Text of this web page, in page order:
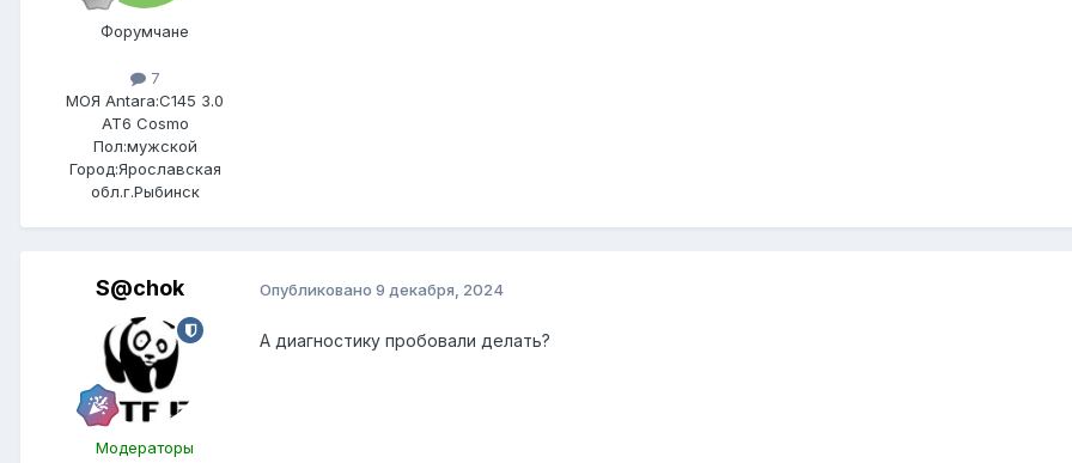
Форумчане
7
МОЯ Antara:C145 3.0
AT6 Cosmo
Пол:мужской
Город:Ярославская
обл.г.Рыбинск
S@chok
Модераторы
Опубликовано 9 декабря, 2024
А диагностику пробовали делать?